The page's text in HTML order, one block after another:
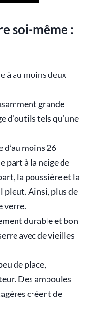
soi-même :
à au moins deux
grande
d’outils tels qu’une
moins 26
part à la neige de
la poussière et la
pleut. Ainsi, plus de
verre.
durable et bon
avec de vieilles
de place,
Des ampoules
créent de